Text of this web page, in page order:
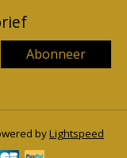
Abonneer
byLightspeed